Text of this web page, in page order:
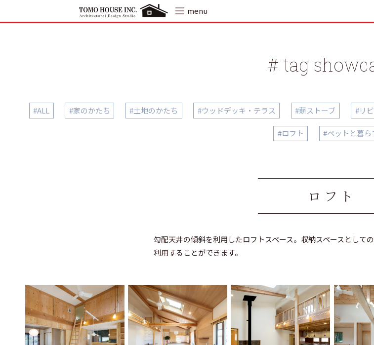
content
menu
# tag
#ALL #家のかたち #土地のかたち #ウッドデッキ・テラス #薪ストーブ #リ
#ロフト #ペットと暮ら
ロフト
勾配天井の傾斜を利用したロフトスペース。収納スペースとして
利用することができます。